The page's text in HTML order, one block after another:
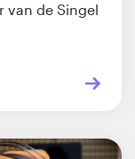
van de Singel